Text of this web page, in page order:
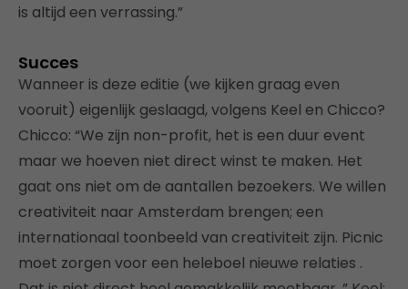
is altijd een verrassing.”
Succes
Wanneer is deze editie (we kijken graag even
vooruit) eigenlijk geslaagd, volgens Keel en Chicco?
Chicco: “We zijn non-profit, het is een duur event
maar we hoeven niet direct winst te maken. Het
gaat ons niet om de aantallen bezoekers. We willen
creativiteit naar Amsterdam brengen; een
internationaal toonbeeld van creativiteit zijn. Picnic
moet zorgen voor een heleboel nieuwe relaties .